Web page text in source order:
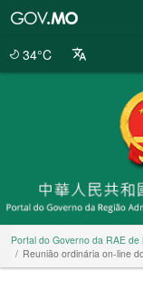
34°C
Portal do Governo da RAE de
Reunião ordinária on-line